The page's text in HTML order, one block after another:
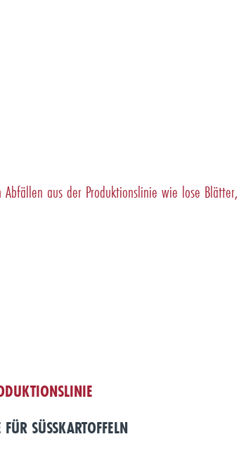
aus der Produktionslinie wie lose Blätter,
SÜSSKARTOFFELN